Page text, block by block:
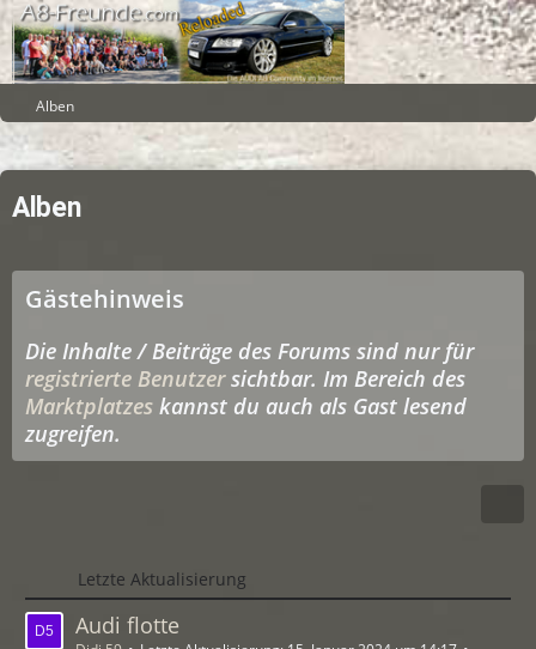
Alben
Alben
Gästehinweis
Die Inhalte / Beiträge des Forums sind nur für
registrierte Benutzersichtbar. Im Bereich des
Marktplatzes kannst du auch als Gast lesend
zugreifen.
Letzte Aktualisierung
Audi flotte